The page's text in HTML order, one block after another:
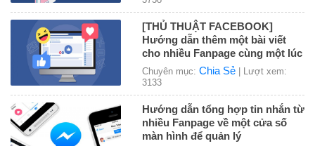
[THỦ THUẬT FACEBOOK]
Hướng dẫn thêm một bài viết
cho nhiều Fanpage cùng một lúc
Chuyên mục: Chia Sẻ | Lượt xem:
3133
Hướng dẫn tổng hợp tin nhắn từ
nhiều Fanpage về một cửa số
màn hình để quản lý